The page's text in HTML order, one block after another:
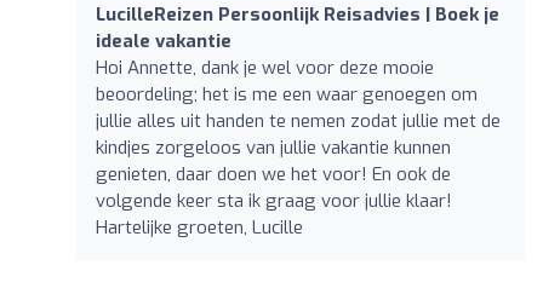
LucilleReizen Persoonlijk Reisadvies | Boek je
ideale vakantie
Hoi Annette, dank je wel voor deze mooie
beoordeling; het is me een waar genoegen om
jullie alles uit handen te nemen zodat jullie met de
kindjes zorgeloos van jullie vakantie kunnen
genieten, daar doen we het voor! En ook de
volgende keer sta ik graag voor jullie klaar!
Hartelijke groeten, Lucille